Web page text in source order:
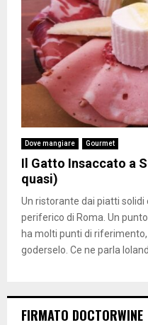
Dove mangiare Gourmet
Il Gatto Insaccato a
quasi)
Un ristorante dai piatti solidi
periferico di Roma. Un
ha molti punti di
goderselo. Ce ne parla
FIRMATO DOCTORWINE